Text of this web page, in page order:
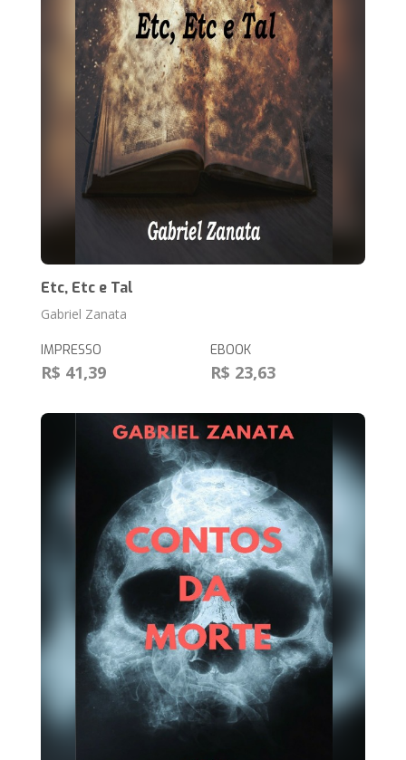
Etc, Etc e Tal
Gabriel Zanata
IMPRESSO
R$ 41,39
EBOOK
R$ 23,63